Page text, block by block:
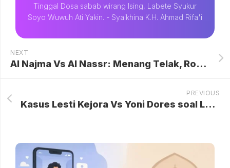
Tinggal Dosa sabab wirang Ising, Labete Syukur
Soyo Wuwuh Ati Yakin. - Syaikhina K.H. Ahmad Rifa'i
NEXT
Al Najma Vs Al Nassr: Menang Telak, Ronaldo dkk. ke Puncak
PREVIOUS
Kasus Lesti Kejora Vs Yoni Dores soal Langgar Hak Cipta Resmi Ditutup: Keadilan Berpihak pada Sang Biduan